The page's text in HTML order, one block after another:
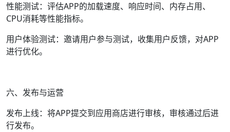
性能测试：评估APP的加载速度、响应时间、内存占用、
CPU消耗等性能指标。
用户体验测试：邀请用户参与测试，收集用户反馈，对APP
进行优化。
六、发布与运营
发布上线：将APP提交到应用商店进行审核，审核通过后进
行发布。